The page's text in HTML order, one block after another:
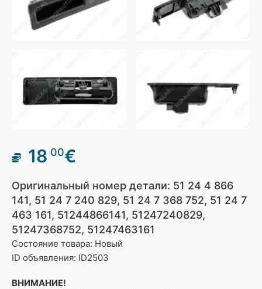
18 00€
Оригинальный номер детали: 51 24 4 866
141, 51 24 7 240 829, 51 24 7 368 752, 51 24 7
463 161, 51244866141, 51247240829,
51247368752, 51247463161
Состояние товара: Новый
ID объявления: ID2503
ВНИМАНИЕ!